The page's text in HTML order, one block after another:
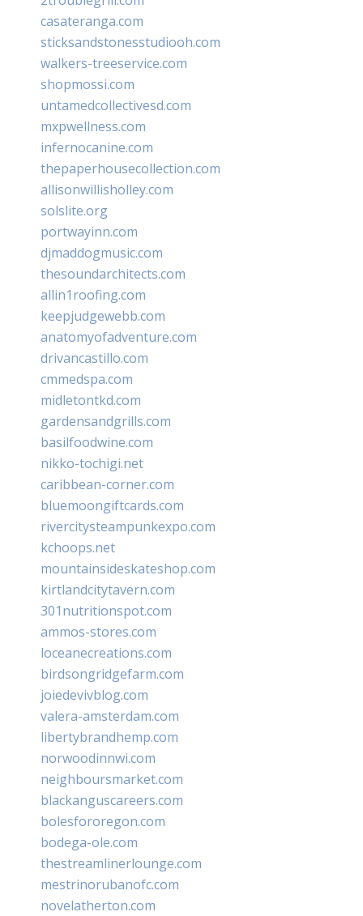
casateranga.com
sticksandstonesstudiooh.com
walkers-treeservice.com
shopmossi.com
untamedcollectivesd.com
mxpwellness.com
infernocanine.com
thepaperhousecollection.com
allisonwillisholley.com
solslite.org
portwayinn.com
djmaddogmusic.com
thesoundarchitects.com
allin1roofing.com
keepjudgewebb.com
anatomyofadventure.com
drivancastillo.com
cmmedspa.com
midletontkd.com
gardensandgrills.com
basilfoodwine.com
nikko-tochigi.net
caribbean-corner.com
bluemoongiftcards.com
rivercitysteampunkexpo.com
kchoops.net
mountainsideskateshop.com
kirtlandcitytavern.com
301nutritionspot.com
ammos-stores.com
loceanecreations.com
birdsongridgefarm.com
joiedevivblog.com
valera-amsterdam.com
libertybrandhemp.com
norwoodinnwi.com
neighboursmarket.com
blackanguscareers.com
bolesfororegon.com
bodega-ole.com
thestreamlinerlounge.com
mestrinorubanofc.com
novelatherton.com